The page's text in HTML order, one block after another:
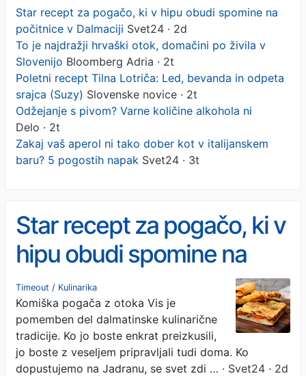
Star recept za pogačo, ki v hipu obudi spomine na
počitnice v Dalmaciji Svet24 · 2d
To je najdražji hrvaški otok, domačini po živila v
Slovenijo Bloomberg Adria · 2t
Poletni recept Tilna Lotriča: Led, bevanda in odpeta
srajca (Suzy) Slovenske novice · 2t
Odžejanje s pivom? Varne količine alkohola ni
Delo · 2t
Zakaj vaš aperol ni tako dober kot v italijanskem
baru? 5 pogostih napak Svet24 · 3t
Star recept za pogačo, ki v
hipu obudi spomine na
počitnice v Dalmaciji
Timeout / Kulinarika
Komiška pogača z otoka Vis je
pomemben del dalmatinske kulinarične
tradicije. Ko jo boste enkrat preizkusili,
jo boste z veseljem pripravljali tudi doma. Ko
dopustujemo na Jadranu, se svet zdi … · Svet24 · 2d